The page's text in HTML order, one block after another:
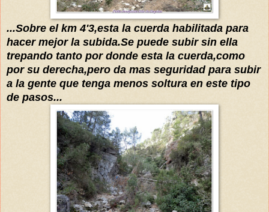
...Sobre el km 4'3,esta la cuerda habilitada para
hacer mejor la subida.Se puede subir sin ella
trepando tanto por donde esta la cuerda,como
por su derecha,pero da mas seguridad para subir
a la gente que tenga menos soltura en este tipo
de pasos...